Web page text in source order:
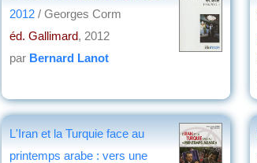
2012 / Georges Corm
éd. Gallimard, 2012
par Bernard Lanot
L'Iran et la Turquie face au
printemps arabe : vers une